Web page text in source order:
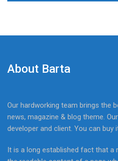
About Barta
Our hardworking team brings the
news, magazine & blog theme.
developer and client. You can buy
It is a long established fact that a